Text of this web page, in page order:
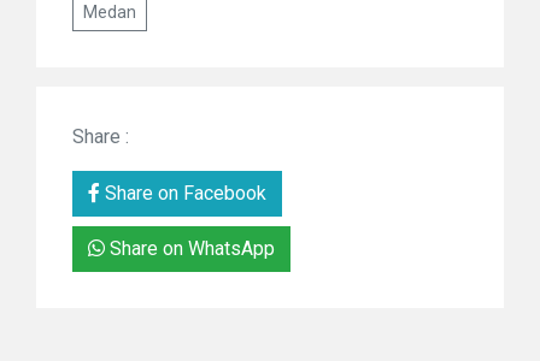
Medan
Share :
Share on Facebook
Share on WhatsApp